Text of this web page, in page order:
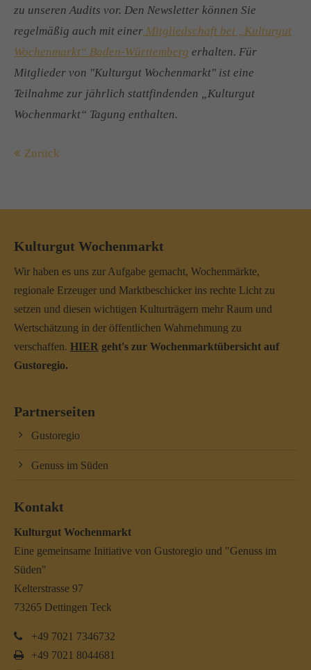
zu unseren Audits vor. Den Newsletter können Sie
regelmäßig auch mit einer Mitgliedschaft bei „Kulturgut
Wochenmarkt“ Baden-Württemberg erhalten. Für
Mitglieder von "Kulturgut Wochenmarkt" ist eine
Teilnahme zur jährlich stattfindenden „Kulturgut
Wochenmarkt“ Tagung enthalten.
Zurück
Kulturgut Wochenmarkt
Wir haben es uns zur Aufgabe gemacht, Wochenmärkte,
regionale Erzeuger und Marktbeschicker ins rechte Licht zu
setzen und diesen wichtigen Kulturträgern mehr Raum und
Wertschätzung in der öffentlichen Wahrnehmung zu
verschaffen. HIER geht's zur Wochenmarktübersicht auf
Gustoregio.
Partnerseiten
Gustoregio
Genuss im Süden
Kontakt
Kulturgut Wochenmarkt
Eine gemeinsame Initiative von Gustoregio und "Genuss im
Süden"
Kelterstrasse 97
73265 Dettingen Teck
+49 7021 7346732
+49 7021 8044681